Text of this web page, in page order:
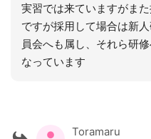
実習では来ていますがま
ですが採用して場合は新
員会へも属し、それら研
なっています
Toramaru